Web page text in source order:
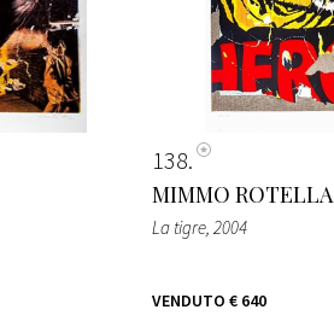
138
MIMMO ROTELLA
La tigre, 2004
VENDUTO € 640